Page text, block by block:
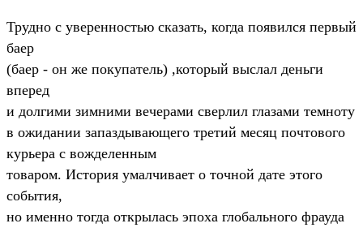
Трудно с уверенностью сказать, когда появился первый
баер
(баер - он же покупатель) ,который выслал деньги
вперед
и долгими зимними вечерами сверлил глазами темноту
в ожидании запаздывающего третий месяц почтового
курьера с вожделенным
товаром. История умалчивает о точной дате этого
события,
но именно тогда открылась эпоха глобального фрауда